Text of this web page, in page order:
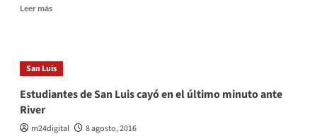
Leer másLeer
Gallardo
confirmó
seguirá
año
San Luis
Estudiantes de San Luis cayó en el último minuto ante
River
m24digital
8 agosto, 2016